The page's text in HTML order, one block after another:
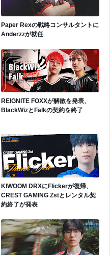
Paper Rexの戦略コンサルタントに
Anderzzが就任
REIGNITE FOXXが解散を発表、
BlackWizとFalkの契約を終了
KIWOOM DRXにFlickerが復帰、
CREST GAMING Zstとレンタル契
約終了が発表